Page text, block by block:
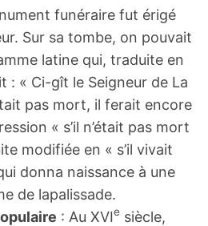
funéraire fut érigé
Sur sa tombe, on pouvait
latine qui, traduite en
: « Ci-gît le Seigneur de La
pas mort, il ferait encore
« s’il n’était pas mort
modifiée en « s’il vivait
donna naissance à une
de lapalissade.
: Au XVIe siècle,